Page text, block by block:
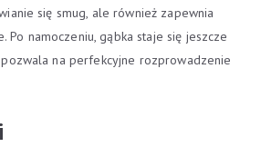
się smug, ale również zapewnia
Po namoczeniu, gąbka staje się jeszcze
na perfekcyjne rozprowadzenie